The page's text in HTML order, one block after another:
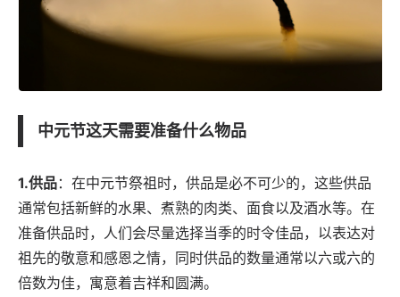
中元节这天需要准备什么物品
1.供品：在中元节祭祖时，供品是必不可少的，这些供品
通常包括新鲜的水果、煮熟的肉类、面食以及酒水等。在
准备供品时，人们会尽量选择当季的时令佳品，以表达对
祖先的敬意和感恩之情，同时供品的数量通常以六或六的
倍数为佳，寓意着吉祥和圆满。